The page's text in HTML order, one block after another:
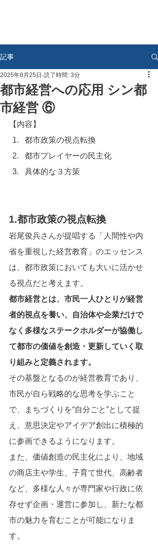
記事
都市経営への応用 シン都
市経営 ⑥
2025年8月25日 読了時間: 3分
【内容】
都市政策の視点転換
都市プレイヤーの民主化
具体的な３方策
1.都市政策の視点転換
岩尾俊兵さんが提唱する「人間性や内
省を重視した経営教育」のエッセンス
は、都市政策においても大いに活かせ
る視点だと考えます。
都市経営とは、市民一人ひとりが経営
者的視点を養い、自治体や企業だけで
なく多様なステークホルダーが協働し
て都市の価値を創造・更新していく取
り組みと定義されます。
その基盤となるのが経営教育であり、
市民が自ら戦略的な思考を学ぶこと
で、まちづくりを“自分ごと”として捉
え、意思決定やアイデア創出に積極的
に参画できるようになります。
また、価値創造の民主化により、地域
の商店主や学生、子育て世代、高齢者
など、多様な人々が専門家や行政に依
存せず企画・運営に参加し、新たな都
市の魅力を育むことが可能になりま
す。